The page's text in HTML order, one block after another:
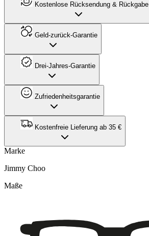
Kostenlose Rücksendung & Rückgabe
Geld-zurück-Garantie
Drei-Jahres-Garantie
Zufriedenheitsgarantie
Kostenfreie Lieferung ab 35 €
Marke
Jimmy Choo
Maße